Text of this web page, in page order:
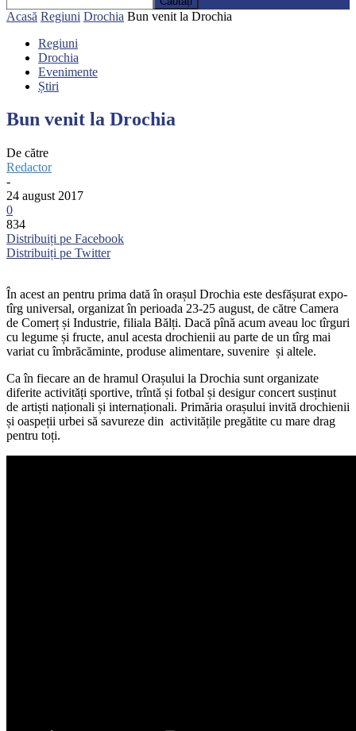
Acasă Regiuni Drochia Bun venit la Drochia
Regiuni
Drochia
Evenimente
Știri
Bun venit la Drochia
De către
Redactor
-
24 august 2017
0
834
Distribuiți pe Facebook
Distribuiți pe Twitter
În acest an pentru prima dată în orașul Drochia este desfășurat expo-
tîrg universal, organizat în perioada 23-25 august, de către Camera
de Comerț și Industrie, filiala Bălți. Dacă pînă acum aveau loc tîrguri
cu legume și fructe, anul acesta drochienii au parte de un tîrg mai
variat cu îmbrăcăminte, produse alimentare, suvenire și altele.
Ca în fiecare an de hramul Orașului la Drochia sunt organizate
diferite activități sportive, trîntă și fotbal și desigur concert susținut
de artiști naționali și internaționali. Primăria orașului invită drochienii
și oaspeții urbei să savureze din activitățile pregătite cu mare drag
pentru toți.